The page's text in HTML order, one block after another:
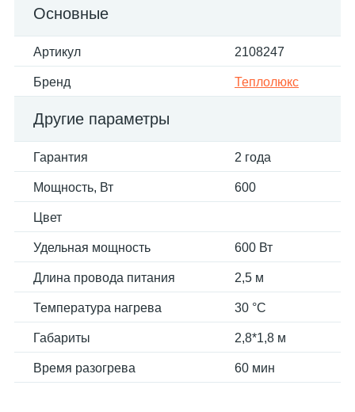
Основные
Артикул 2108247
Бренд Теплолюкс
Другие параметры
Гарантия 2 года
Мощность, Вт 600
Цвет
Удельная мощность 600 Вт
Длина провода питания 2,5 м
Температура нагрева 30 °С
Габариты 2,8*1,8 м
Время разогрева 60 мин